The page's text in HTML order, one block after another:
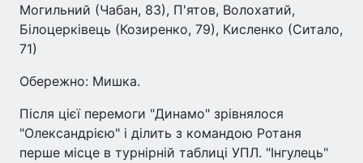
Могильний (Чабан, 83), П'ятов, Волохатий,
Білоцерківець (Козиренко, 79), Кисленко (Ситало,
71)
Обережно: Мишка.
Після цієї перемоги "Динамо" зрівнялося
"Олександрією" і ділить з командою Ротаня
перше місце в турнірній таблиці УПЛ. "Інгулець"